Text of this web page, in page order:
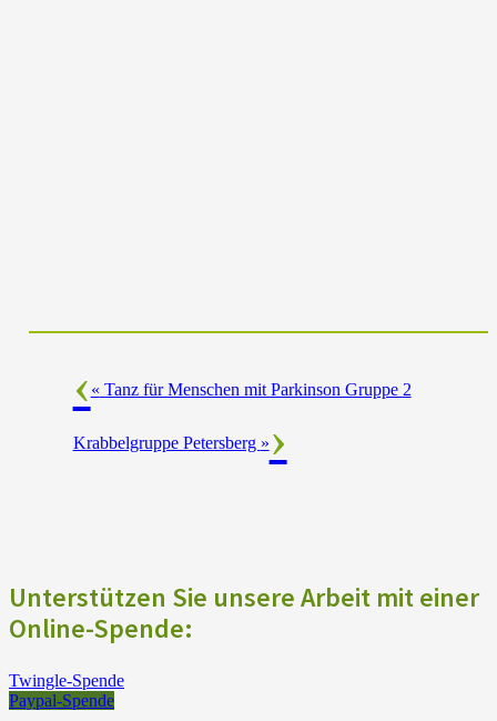
« Tanz für Menschen mit Parkinson Gruppe 2
Krabbelgruppe Petersberg »
Unterstützen Sie unsere Arbeit mit einer
Online-Spende:
Twingle-Spende
Paypal-Spende